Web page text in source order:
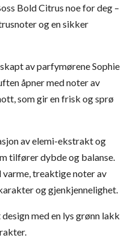
Bold Citrus noe for deg –
og en sikker
av parfymørene Sophie
åpner med noter av
som gir en frisk og sprø
av elemi-ekstrakt og
tilfører dybde og balanse.
treaktige noter av
og gjenkjennelighet.
med en lys grønn lakk